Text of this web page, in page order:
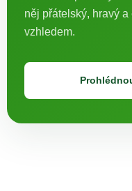
něj přátelský, hravý
vzhledem.